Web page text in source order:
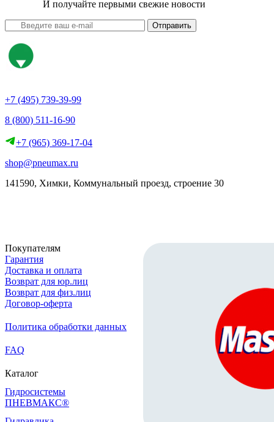
И получайте первыми свежие новости
Отправить
+7 (495) 739-39-99
8 (800) 511-16-90
+7 (965) 369-17-04
shop@pneumax.ru
141590, Химки, Коммунальный проезд, строение 30
Покупателям
Гарантия
Доставка и оплата
Возврат для юр.лиц
Возврат для физ.лиц
Договор-оферта
Политика обработки данных
FAQ
Каталог
Гидросистемы
ПНЕВМАКС®